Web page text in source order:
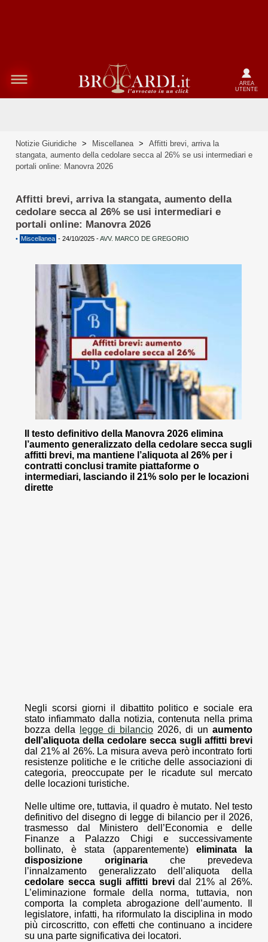
AREA
UTENTE
Notizie Giuridiche > Miscellanea >
Affitti brevi, arriva la
stangata, aumento della cedolare secca al 26% se usi intermediari e
portali online: Manovra 2026
Affitti brevi, arriva la stangata, aumento della
cedolare secca al 26% se usi intermediari e
portali online: Manovra 2026
• Miscellanea - 24/10/2025 -AVV. MARCO DE GREGORIO
Il testo definitivo della Manovra 2026 elimina
l’aumento generalizzato della cedolare secca sugli
affitti brevi, ma mantiene l’aliquota al 26% per i
contratti conclusi tramite piattaforme o
intermediari, lasciando il 21% solo per le locazioni
dirette
Negli scorsi giorni il dibattito politico e sociale era
stato infiammato dalla notizia, contenuta nella prima
bozza della
legge di bilancio 2026, di un aumento
dell’aliquota della cedolare secca sugli affitti brevi
dal 21% al 26%. La misura aveva però incontrato forti
resistenze politiche e le critiche delle associazioni di
categoria, preoccupate per le ricadute sul mercato
delle locazioni turistiche.
Nelle ultime ore, tuttavia, il quadro è mutato. Nel testo
definitivo del disegno di legge di bilancio per il 2026,
trasmesso dal Ministero dell’Economia e delle
Finanze a Palazzo Chigi e successivamente
bollinato, è stata (apparentemente) eliminata la
disposizione originaria che prevedeva
l’innalzamento generalizzato dell’aliquota della
cedolare secca sugli affitti brevidal 21% al 26%.
L’eliminazione formale della norma, tuttavia, non
comporta la completa abrogazione dell’aumento. Il
legislatore, infatti, ha riformulato la disciplina in modo
più circoscritto, con effetti che continuano a incidere
su una parte significativa dei locatori.